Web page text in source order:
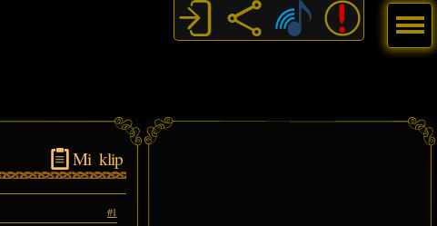
Mi klip
#1
Menú